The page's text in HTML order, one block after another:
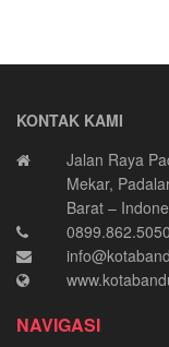
KONTAK KAMI
Jalan Raya
Mekar,
Barat –
0899.862.5050
NAVIGASI